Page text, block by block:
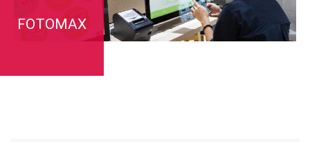
FOTOMAX